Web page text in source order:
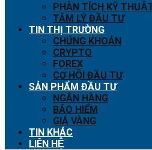
PHÂN TÍCH KỸ
TÂM LÝ ĐẦU TƯ
TIN THỊ TRƯỜNG
CHỨNG KHOÁN
CRYPTO
FOREX
CƠ HỘI ĐẦU TƯ
SẢN PHẨM ĐẦU TƯ
NGÂN HÀNG
BẢO HIỂM
GIÁ VÀNG
TIN KHÁC
LIÊN HỆ